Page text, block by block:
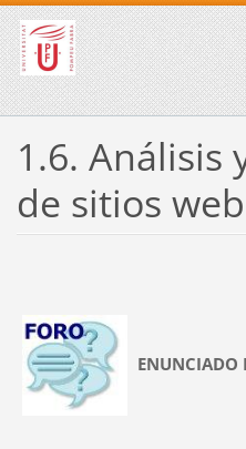
1.6. Análisis
de sitios web
ENUNCIADO